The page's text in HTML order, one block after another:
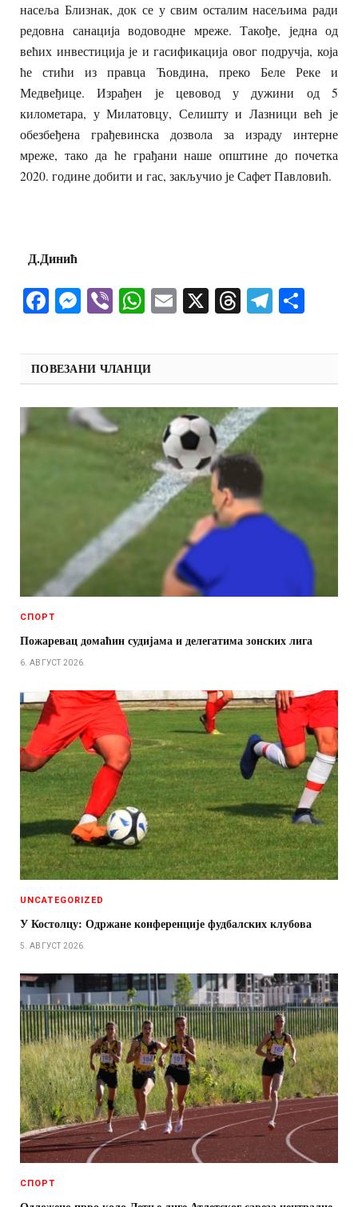
насеља Близнак, док се у свим осталим насељима ради
редовна санација водоводне мреже. Такође, једна од
већих инвестиција је и гасификација овог подручја, која
ће стићи из правца Ћовдина, преко Беле Реке и
Медвеђице. Израђен је цевовод у дужини од 5
километара, у Милатовцу, Селишту и Лазници већ је
обезбеђена грађевинска дозвола за израду интерне
мреже, тако да ће грађани наше општине до почетка
2020. године добити и гас, закључио је Сафет Павловић.
Д.Динић
Facebook
Messenger
ViberWhatsApp
Email
X Threads
ПОВЕЗАНИ ЧЛАНЦИ
СПОРТ
Пожаревац домаћин судијама и делегатима зонских лига
6. АВГУСТ 2026.
UNCATEGORIZED
У Костолцу: Одржане конференције фудбалских клубова
5. АВГУСТ 2026.
СПОРТ